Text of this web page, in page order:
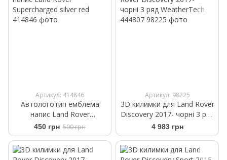
Артикул: 414846
Автологотип емблема
напис Land Rover
Supercharged silver red
450 грн 500 грн
Артикул: 98225
3D килимки для Land Rover
Discovery 2017- чорні 3 ряд
WeatherTech 444807
4 983 грн